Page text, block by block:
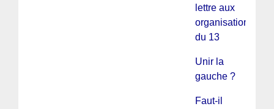
lettre aux
organisations
du 13
Unir la
gauche ?
Faut-il